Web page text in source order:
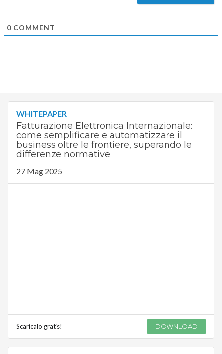
0COMMENTI
WHITEPAPER
Fatturazione Elettronica Internazionale:
come semplificare e automatizzare il
business oltre le frontiere, superando le
differenze normative
27 Mag 2025
Scaricalo gratis! DOWNLOAD